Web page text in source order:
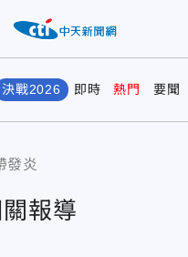
決戰2026 即時 熱門 要聞
發炎
報導